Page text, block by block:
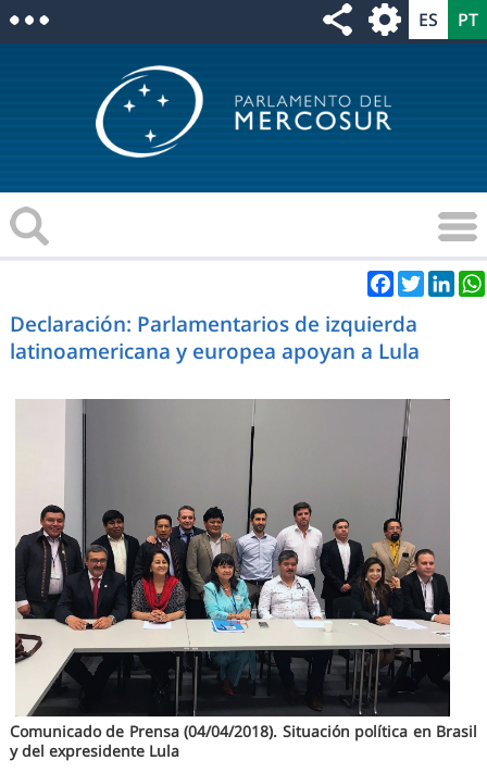
Facebook
Twitter
Declaración: Parlamentarios de izquierda
latinoamericana y europea apoyan a Lula
Comunicado de Prensa (04/04/2018). Situación política en Brasil
y del expresidente Lula